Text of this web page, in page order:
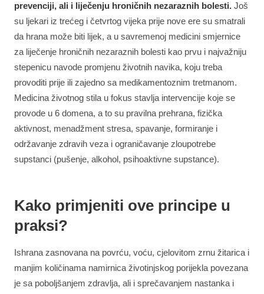
prevenciji, ali i liječenju hroničnih nezaraznih bolesti. Još
su ljekari iz trećeg i četvrtog vijeka prije nove ere su smatrali
da hrana može biti lijek, a u savremenoj medicini smjernice
za liječenje hroničnih nezaraznih bolesti kao prvu i najvažniju
stepenicu navode promjenu životnih navika, koju treba
provoditi prije ili zajedno sa medikamentoznim tretmanom.
Medicina životnog stila u fokus stavlja intervencije koje se
provode u 6 domena, a to su pravilna prehrana, fizička
aktivnost, menadžment stresa, spavanje, formiranje i
održavanje zdravih veza i ograničavanje zloupotrebe
supstanci (pušenje, alkohol, psihoaktivne supstance).
Kako primjeniti ove principe u
praksi?
Ishrana zasnovana na povrću, voću, cjelovitom zrnu žitarica i
manjim količinama namirnica životinjskog porijekla povezana
je sa poboljšanjem zdravlja, ali i sprečavanjem nastanka i